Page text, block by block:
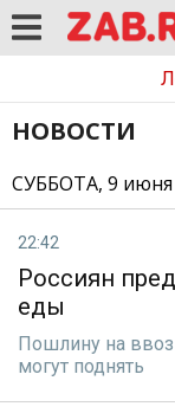
НОВОСТИ
СУББОТА, 9 июня
22:42
Россиян
еды
Пошлину на ввоз
могут поднять